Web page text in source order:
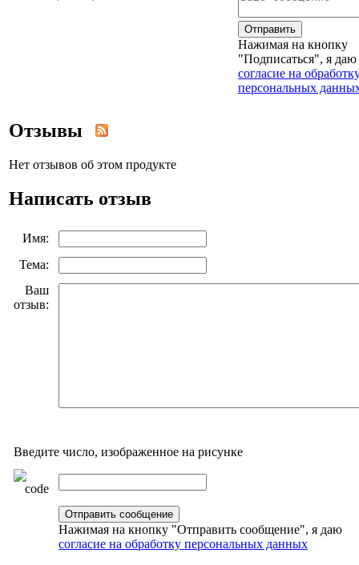
Отправить
Нажимая на кнопку
"Подписаться", я даю
согласие на
персональных
Отзывы
Нет отзывов об этом продукте
Написать отзыв
Имя:
Тема:
Ваш
отзыв:
Введите число, изображенное на рисунке
Нажимая на кнопку "Отправить сообщение", я даю
согласие на обработку персональных данных